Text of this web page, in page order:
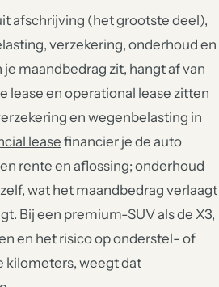
afschrijving (het grootste deel),
verzekering, onderhoud en
maandbedrag zit, hangt af van
leaseen operational lease zitten
en wegenbelasting in
lease financier je de auto
rente en aflossing; onderhoud
wat het maandbedrag verlaagt
Bij een premium-SUV als de X3,
en het risico op onderstel- of
kilometers, weegt dat